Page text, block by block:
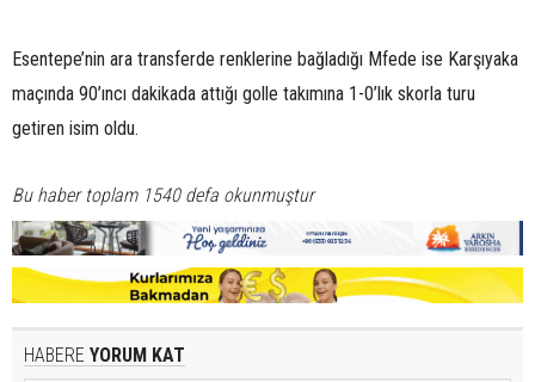
Esentepe’nin ara transferde renklerine bağladığı Mfede ise Karşıyaka
maçında 90’ıncı dakikada attığı golle takımına 1-0’lık skorla turu
getiren isim oldu.
Bu haber toplam 1540 defa okunmuştur
HABERE YORUM KAT